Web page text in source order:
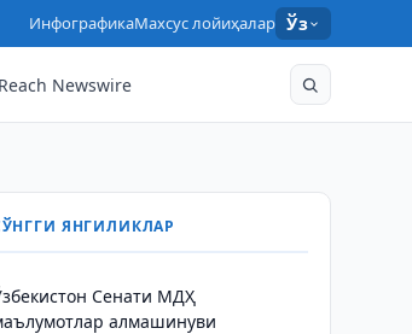
ИнфографикаМахсус лойиҳалар Ўз
Newswire
ЯНГИЛИКЛАР
Сенати МДҲ
алмашинуви